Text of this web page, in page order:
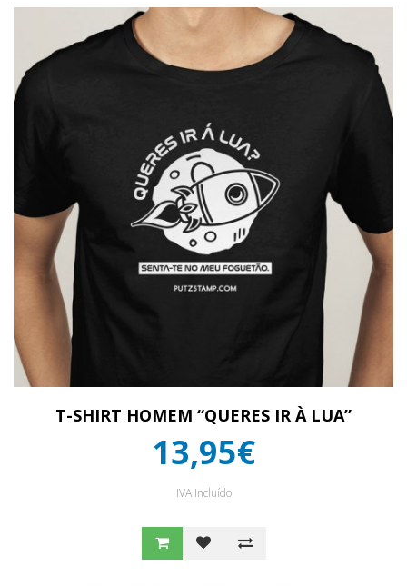
T-SHIRT HOMEM “QUERES IR À LUA”
13,95€
IVA Incluído